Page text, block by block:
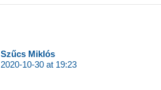
Szűcs Miklós
2020-10-30 at 19:23